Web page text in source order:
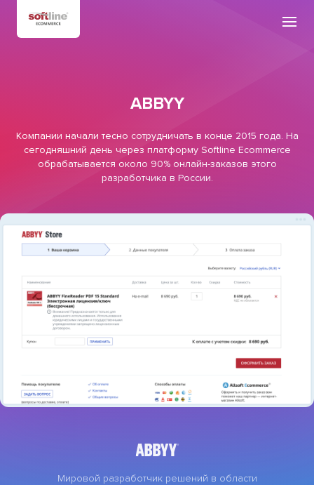
ABBYY
Компании начали тесно сотрудничать в конце 2015 года. На
сегодняшний день через платформу Softline Ecommerce
обрабатывается около 90% онлайн-заказов этого
разработчика в России.
Мировой разработчик решений в области